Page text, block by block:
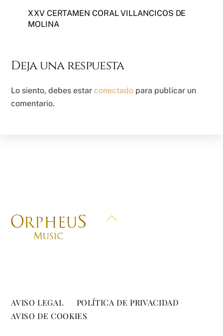
XXV CERTAMEN CORAL VILLANCICOS DE
MOLINA
Deja una respuesta
Lo siento, debes estarconectado para publicar un
comentario.
Back
AVISO LEGAL
POLÍTICA DE PRIVACIDAD
AVISO DE COOKIES